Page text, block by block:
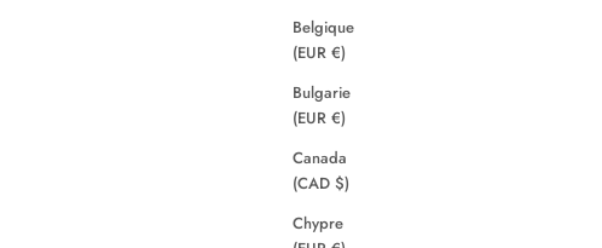
Belgique
(EUR €)
Bulgarie
(EUR €)
Canada
(CAD $)
Chypre